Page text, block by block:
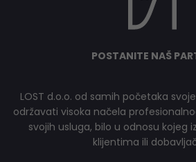
POSTANITE NAŠ
LOST d.o.o. od samih početaka
održavati visoka načela
svojih usluga, bilo u odnosu kojeg
klijentima ili